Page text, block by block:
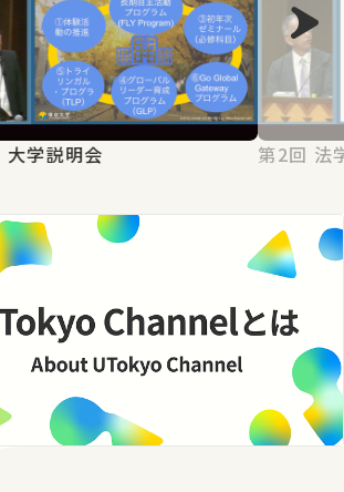
第1回 大学説明会 第2